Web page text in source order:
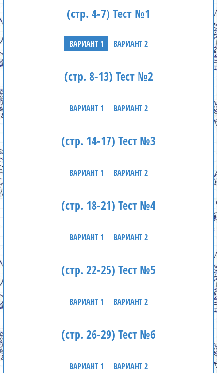
(стр. 4-7) Тест №1
ВАРИАНТ 1 ВАРИАНТ 2
(стр. 8-13) Тест №2
ВАРИАНТ 1 ВАРИАНТ 2
(стр. 14-17) Тест №3
ВАРИАНТ 1 ВАРИАНТ 2
(стр. 18-21) Тест №4
ВАРИАНТ 1 ВАРИАНТ 2
(стр. 22-25) Тест №5
ВАРИАНТ 1 ВАРИАНТ 2
(стр. 26-29) Тест №6
ВАРИАНТ 1 ВАРИАНТ 2